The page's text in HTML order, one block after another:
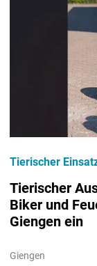
Tierischer
Biker und
Giengen ein
Giengen
Tierischer